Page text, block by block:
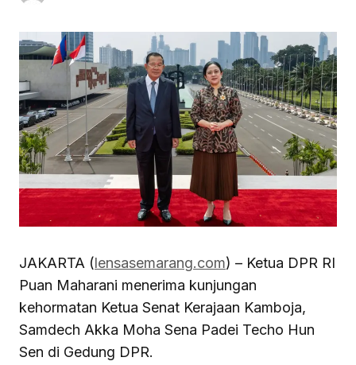
JAKARTA (lensasemarang.com) – Ketua DPR RI
Puan Maharani menerima kunjungan
kehormatan Ketua Senat Kerajaan Kamboja,
Samdech Akka Moha Sena Padei Techo Hun
Sen di Gedung DPR.